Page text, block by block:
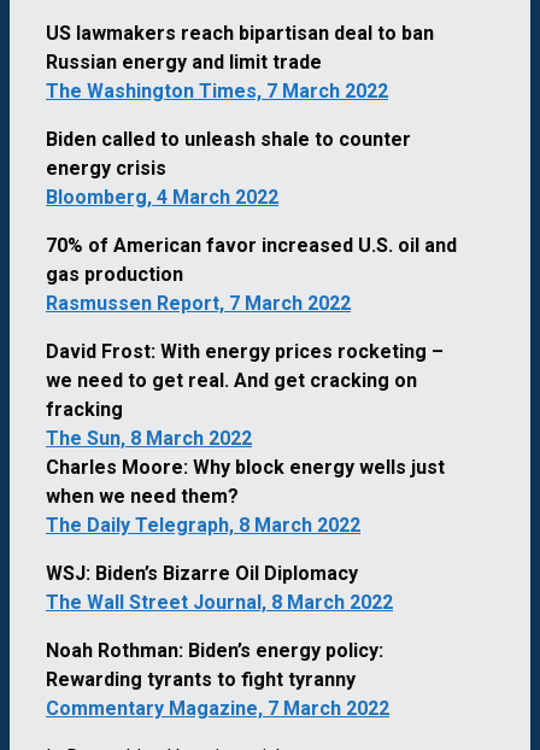
US lawmakers reach bipartisan deal to ban
Russian energy and limit trade
The Washington Times, 7 March 2022
Biden called to unleash shale to counter
energy crisis
Bloomberg, 4 March 2022
70% of American favor increased U.S. oil and
gas production
Rasmussen Report, 7 March 2022
David Frost: With energy prices rocketing –
we need to get real. And get cracking on
fracking
The Sun, 8 March 2022
Charles Moore: Why block energy wells just
when we need them?
The Daily Telegraph, 8 March 2022
WSJ: Biden’s Bizarre Oil Diplomacy
The Wall Street Journal, 8 March 2022
Noah Rothman: Biden’s energy policy:
Rewarding tyrants to fight tyranny
Commentary Magazine, 7 March 2022